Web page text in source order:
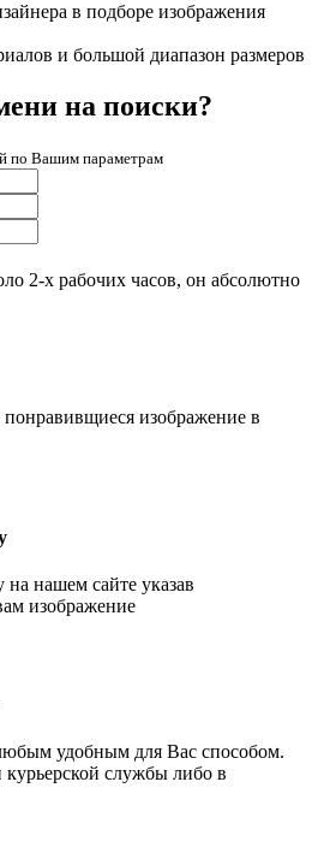
в подборе изображения
и большой диапазон размеров
на поиски?
по Вашим параметрам
2-х рабочих часов, он абсолютно
изображение в
нашем сайте указав
изображение
удобным для Вас способом.
службы либо в